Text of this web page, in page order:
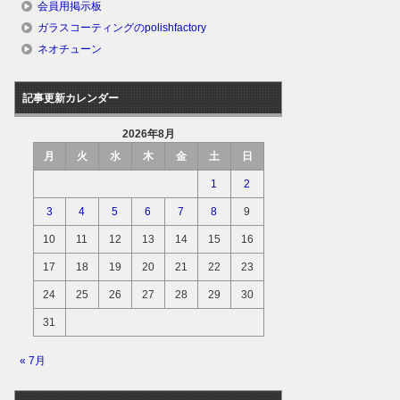
会員用掲示板
ガラスコーティングのpolishfactory
ネオチューン
記事更新カレンダー
2026年8月
月
火 水 木 金 土 日
1 2
3 4 5 6 7 8 9
10 11 12 13 14 15 16
17 18 19 20 21 22 23
24 25 26 27 28 29 30
31
« 7月